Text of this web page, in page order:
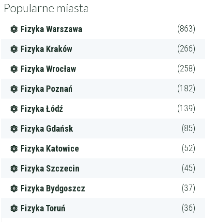
Popularne miasta
Fizyka Warszawa (863)
Fizyka Kraków (266)
Fizyka Wrocław (258)
Fizyka Poznań (182)
Fizyka Łódź (139)
Fizyka Gdańsk (85)
Fizyka Katowice (52)
Fizyka Szczecin (45)
Fizyka Bydgoszcz (37)
Fizyka Toruń (36)